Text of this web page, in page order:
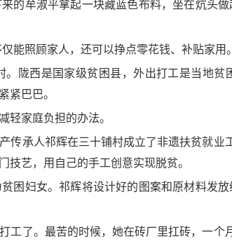
的牟淑平拿起一块藏蓝色布料，坐在炕头
能照顾家人，还可以挣点零花钱、补贴家用
陇西是国家级贫困县，外出打工是当地
紧巴巴。
轻家庭负担的办法。
承人祁辉在三十铺村成立了非遗扶贫就业
艺，用自己的手工创意实现脱贫。
困妇女。祁辉将设计好的图案和原材料发
工了。最苦的时候，她在砖厂里扛砖，一个